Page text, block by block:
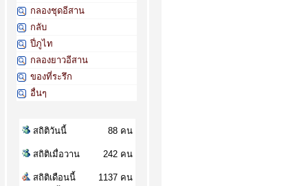
กลองชุดอีสาน
กลับ
ปี่ภูไท
กลองยาวอีสาน
ของที่ระรึก
อื่นๆ
สถิติวันนี้ 88 คน
สถิติเมื่อวาน 242 คน
สถิติเดือนนี้
1137 คน